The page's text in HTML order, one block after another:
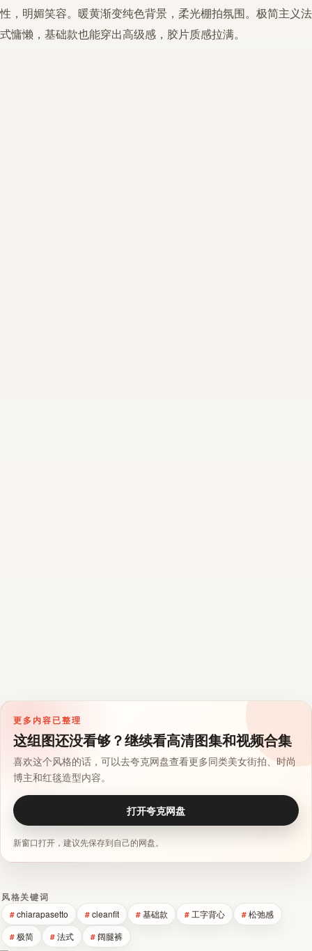
性，明媚笑容。暖黄渐变纯色背景，柔光棚拍氛围。 极简主义法
式慵懒， 基础款也能穿出高级感，胶片质感拉满。
更多内容已整理
这组图还没看够？继续看高清图集和视频合集
喜欢这个风格的话，可以去夸克网盘查看更多同类美女街拍、时尚
博主和红毯造型内容。
打开夸克网盘
新窗口打开，建议先保存到自己的网盘。
风格关键词
chiarapasetto cleanfit 基础款 工字背心
松弛感
极简
法式 阔腿裤